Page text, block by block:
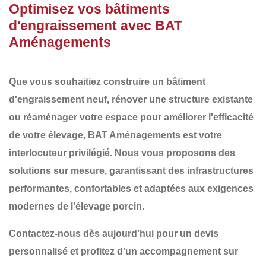
Optimisez vos bâtiments
d'engraissement avec BAT
Aménagements
Que vous souhaitiez construire un bâtiment
d'engraissement neuf, rénover une structure existante
ou réaménager votre espace pour améliorer l'efficacité
de votre élevage, BAT Aménagements est votre
interlocuteur privilégié. Nous vous proposons des
solutions sur mesure, garantissant des infrastructures
performantes, confortables et adaptées aux exigences
modernes de l'élevage porcin.
Contactez-nous dès aujourd'hui pour un devis
personnalisé et profitez d'un accompagnement sur